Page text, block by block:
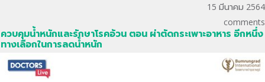
15 มีนาคม 2564
comments
ควบคุมน้ำหนักและรักษาโรคอ้วน ตอน ผ่าตัดกระเพาะอาหาร อีกหนึ่ง
ทางเลือกในการลดน้ำหนัก